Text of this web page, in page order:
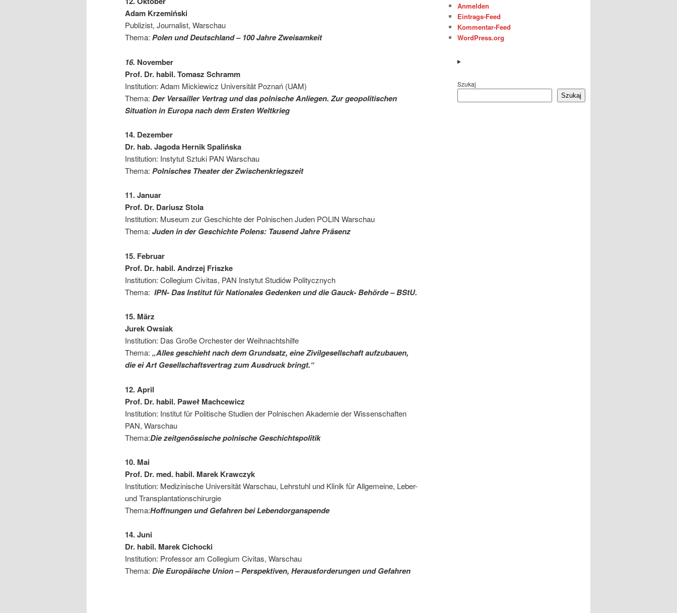
Adam Krzemiński
Publizist, Journalist, Warschau
Thema: Polenund Deutschland – 100 Jahre Zweisamkeit
16. November
Prof. Dr. habil.Tomasz Schramm
Institution: Adam Mickiewicz Universität Poznań (UAM)
Thema: Der Versailler Vertrag und das polnische Anliegen. Zur geopolitischen
Situation in Europa nach dem Ersten Weltkrieg
14. Dezember
Dr. hab.Jagoda Hernik Spalińska
Institution: Instytut Sztuki PAN Warschau
Thema: Polnisches Theater der Zwischenkriegszeit
11. Januar
Prof. Dr. Dariusz Stola
Institution: Museum zur Geschichte der Polnischen Juden POLIN Warschau
Thema: Juden in der Geschichte Polens: Tausend Jahre Präsenz
15. Februar
Prof. Dr. habil. Andrzej Friszke
Institution: Collegium Civitas, PAN Instytut Studiów Politycznych
Thema: IPN- Das Institut für Nationales Gedenken und die Gauck- Behörde – BStU.
15. März
Jurek Owsiak
Institution: Das Große Orchester der Weihnachtshilfe
Thema: „Alles geschieht nach dem Grundsatz, eine Zivilgesellschaft aufzubauen,
die ei Art Gesellschaftsvertrag zum Ausdruck bringt.“
12. April
Prof. Dr. habil. Paweł Machcewicz
Institution: Institut für Politische Studien der Polnischen Akademie der Wissenschaften
PAN, Warschau
Thema:Die zeitgenössische polnische Geschichtspolitik
10. Mai
Prof. Dr. med. habil. Marek Krawczyk
Institution: Medizinische Universität Warschau, Lehrstuhl und Klinik für Allgemeine, Leber-
und Transplantationschirurgie
Thema:Hoffnungen und Gefahren bei Lebendorganspende
14. Juni
Dr. habil. Marek Cichocki
Institution: Professor am Collegium Civitas, Warschau
Thema: Die Europäische Union – Perspektiven, Herausforderungen und Gefahren
Anmelden
Eintrags-Feed
Kommentar-Feed
WordPress.org
Szukaj
Szukaj